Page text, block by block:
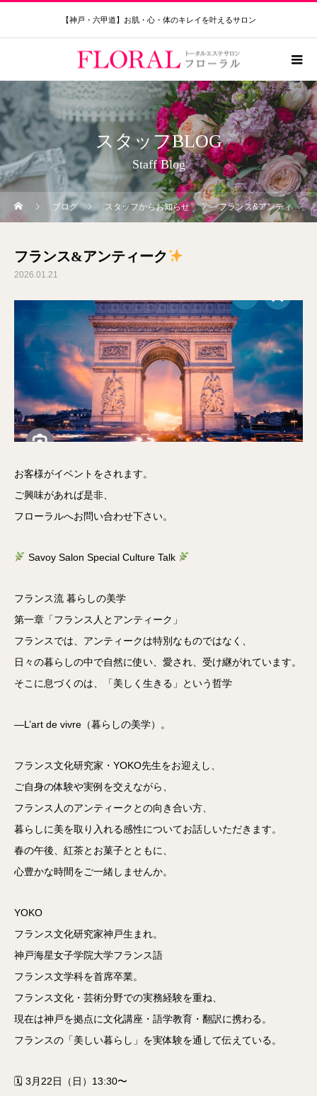
【神戸・六甲道】お肌・心・体のキレイを叶えるサロン
スタッフBLOG
Staff Blog
ブログ スタッフからお知らせ フランス&アンティーク
フランス&アンティーク
2026.01.21
お客様がイベントをされます。
ご興味があれば是非、
フローラルへお問い合わせ下さい。
Savoy Salon Special Culture Talk
フランス流 暮らしの美学
第一章「フランス人とアンティーク」
フランスでは、アンティークは特別なものではなく、
日々の暮らしの中で自然に使い、愛され、受け継がれています。
そこに息づくのは、「美しく生きる」という哲学
―L’art de vivre（暮らしの美学）。
フランス文化研究家・YOKO先生をお迎えし、
ご自身の体験や実例を交えながら、
フランス人のアンティークとの向き合い方、
暮らしに美を取り入れる感性についてお話しいただきます。
春の午後、紅茶とお菓子とともに、
心豊かな時間をご一緒しませんか。
YOKO
フランス文化研究家神戸生まれ。
神戸海星女子学院大学フランス語
フランス文学科を首席卒業。
フランス文化・芸術分野での実務経験を重ね、
現在は神戸を拠点に文化講座・語学教育・翻訳に携わる。
フランスの「美しい暮らし」を実体験を通して伝えている。
🗓 3月22日（日）13:30〜